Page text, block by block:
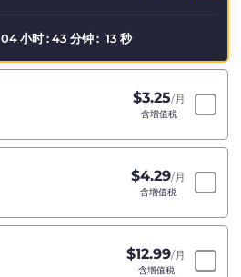
04 小时 : 43 分钟 : 13 秒
$3.25/月
含增值税
$4.29/月
含增值税
$12.99/月
含增值税